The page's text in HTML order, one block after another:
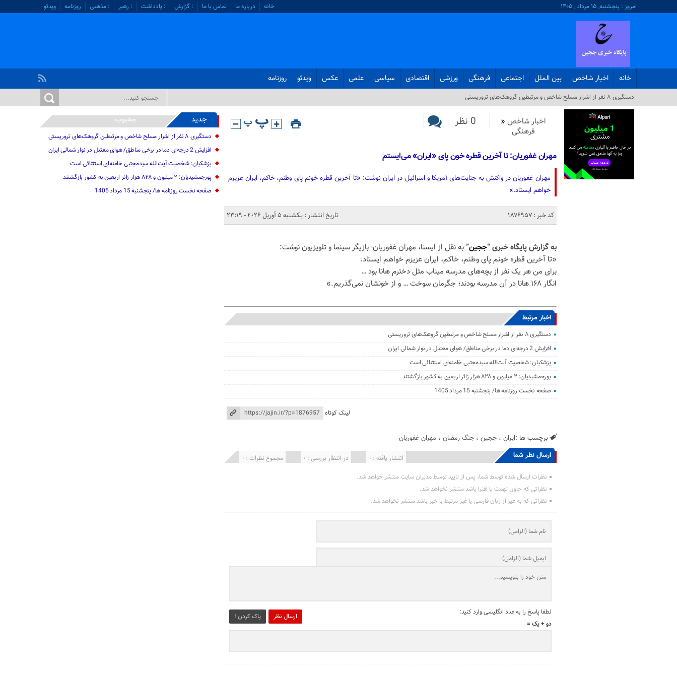
امروز : پنجشنبه, ۱۵ مرداد , ۱۴۰۵ خانه درباره ما تماس با ما : گزارش : یادداشت : رهبر : مذهبی روزنامه ویدئو
خانه اخبار شاخص بین الملل اجتماعی فرهنگی ورزشی اقتصادی سیاسی علمی عکس ویدئو روزنامه
دستگیری ۸ نفر از اشرار مسلح شاخص و مرتبطین گروهک‌های تروریستی_
اخبار شاخص «
فرهنگی
0 نظر
مهران غفوریان: تا آخرین قطره خون پای «ایران» می‌ایستم
مهران غفوریان در واکنش به جنایت‌های آمریکا و اسرائیل در ایران نوشت: «تا آخرین قطره خونم پای وطنم، خاکم، ایران عزیزم
خواهم ایستاد.»
کد خبر : 1876957 تاریخ انتشار : یکشنبه 5 آوریل 2026 - 23:19
به گزارش پایگاه خبری “ججین”به نقل از ایسنا، مهران غفوریان- بازیگر سینما و تلویزیون نوشت:
«تا آخرین قطره خونم پای وطنم، خاکم، ایران عزیزم خواهم ایستاد.
برای من هر یک نفر از بچه‌های مدرسه میناب مثل دخترم هانا بود …
انگار ۱۶۸ هانا در آن مدرسه بودند؛ جگرمان سوخت … و از خونشان نمی‌گذریم.»
اخبار مرتبط
دستگیری ۸ نفر از اشرار مسلح شاخص و مرتبطین گروهک‌های تروریستی
افزایش 2 درجه‌ای دما در برخی مناطق/ هوای معتدل در نوار شمالی ایران
پزشکیان: شخصیت آیت‌الله سیدمجتبی خامنه‌ای استثنائی است
پورجمشیدیان: ۲ میلیون و ۸۲۸ هزار زائر اربعین به کشور بازگشتند
صفحه نخست روزنامه ها/ پنجشنبه 15 مرداد 1405
لینک کوتاه
برچسب ها :ایران ،ججین ،جنگ رمضان ، مهران غفوریان
ارسال نظر شما مجموع نظرات : 0 در انتظار بررسی : 0 انتشار یافته : 0
نظرات ارسال شده توسط شما، پس از تایید توسط مدیران سایت منتشر خواهد شد.
نظراتی که حاوی تهمت یا افترا باشد منتشر نخواهد شد.
نظراتی که به غیر از زبان فارسی یا غیر مرتبط با خبر باشد منتشر نخواهد شد.
ارسال نظر پاک کردن !
لطفا پاسخ را به عدد انگلیسی وارد کنید:
دو + یک =
جدید محبوب
دستگیری ۸ نفر از اشرار مسلح شاخص و مرتبطین گروهک‌های تروریستی
افزایش 2 درجه‌ای دما در برخی مناطق/ هوای معتدل در نوار شمالی ایران
پزشکیان: شخصیت آیت‌الله سیدمجتبی خامنه‌ای استثنائی است
پورجمشیدیان: ۲ میلیون و ۸۲۸ هزار زائر اربعین به کشور بازگشتند
صفحه نخست روزنامه ها/ پنجشنبه 15 مرداد 1405